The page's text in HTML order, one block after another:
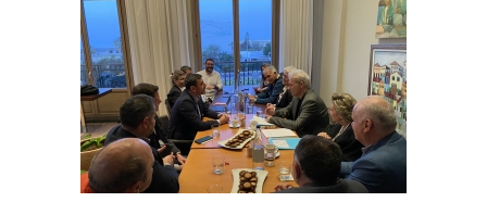
2013
2012
2011
2010
2006